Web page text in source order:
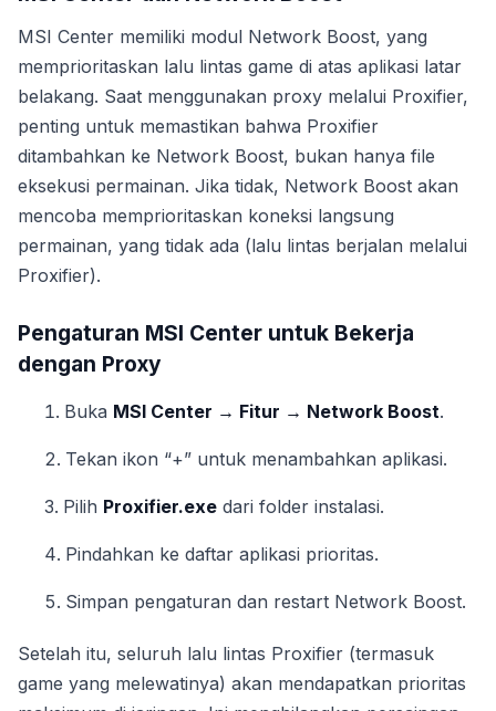
MSI Center memiliki modul Network Boost, yang
memprioritaskan lalu lintas game di atas aplikasi latar
belakang. Saat menggunakan proxy melalui Proxifier,
penting untuk memastikan bahwa Proxifier
ditambahkan ke Network Boost, bukan hanya file
eksekusi permainan. Jika tidak, Network Boost akan
mencoba memprioritaskan koneksi langsung
permainan, yang tidak ada (lalu lintas berjalan melalui
Proxifier).
Pengaturan MSI Center untuk Bekerja
dengan Proxy
Buka MSI Center → Fitur → Network Boost.
Tekan ikon “+” untuk menambahkan aplikasi.
Pilih Proxifier.exe dari folder instalasi.
Pindahkan ke daftar aplikasi prioritas.
Simpan pengaturan dan restart Network Boost.
Setelah itu, seluruh lalu lintas Proxifier (termasuk
game yang melewatinya) akan mendapatkan prioritas